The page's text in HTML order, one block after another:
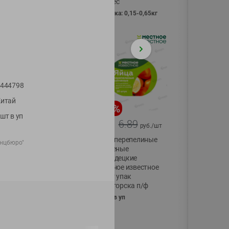
фасовка: 0,15-0,65кг
11.59
Масло Топленое
%
6.89 руб./шт
Яйца перепелиные
копченые
Молодецкие
Местное известное
20 шт упак
Солигорска п/ф
20шт в уп
в уп